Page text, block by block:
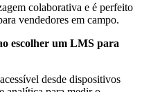
colaborativa e é perfeito
vendedores em campo.
escolher um LMS para
desde dispositivos